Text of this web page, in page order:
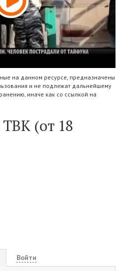
на данном ресурсе, предназначены
и не подлежат дальнейшему
иначе как со ссылкой на
(от 18
Войти